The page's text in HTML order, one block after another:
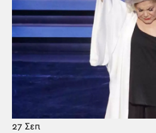
27 Σεπ